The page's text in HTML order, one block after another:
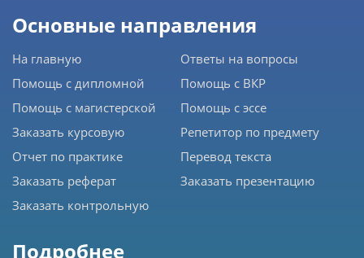
Основные направления
На главную
Помощь с дипломной
Помощь с магистерской
Заказать курсовую
Отчет по практике
Заказать реферат
Заказать контрольную
Ответы на вопросы
Помощь с ВКР
Помощь с эссе
Репетитор по предмету
Перевод текста
Заказать презентацию
Подробнее